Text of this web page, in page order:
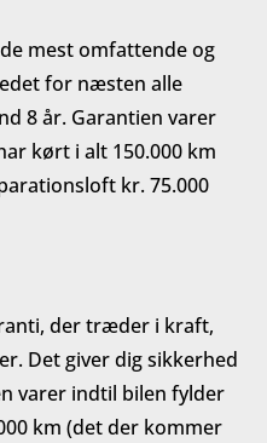
mest omfattende og
for næsten alle
8 år. Garantien varer
kørt i alt 150.000 km
kr. 75.000
der træder i kraft,
Det giver dig sikkerhed
varer indtil bilen fylder
km (det der kommer